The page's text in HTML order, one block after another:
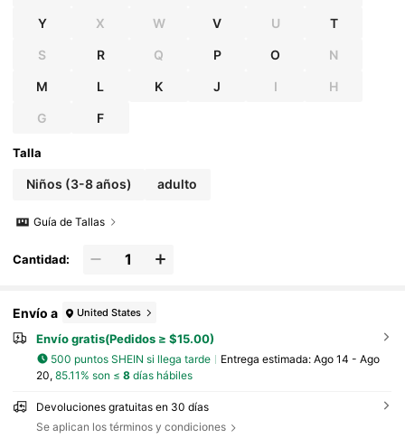
Y X W V U T
S R Q P O N
M L K J I H
G F
Talla
Niños (3-8 años) adulto
Guía de Tallas
Cantidad:
Envío a United States
Envío gratis(Pedidos ≥ $15.00)
500 puntos SHEIN si llega tarde Entrega estimada: Ago 14 - Ago
20, 85.11% son ≤ 8días hábiles
Devoluciones gratuitas en 30 días
Se aplican los términos y condiciones